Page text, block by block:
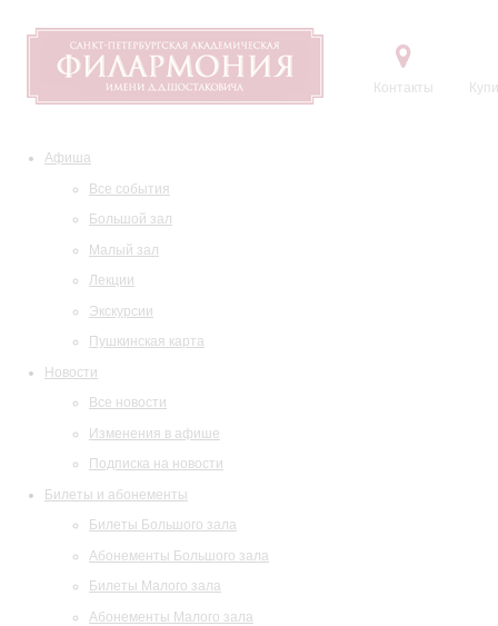
Контакты
Афиша
Все события
Большой зал
Малый зал
Лекции
Экскурсии
Пушкинская карта
Новости
Все новости
Изменения в афише
Подписка на новости
Билеты и абонементы
Билеты Большого зала
Абонементы Большого зала
Билеты Малого зала
Абонементы Малого зала